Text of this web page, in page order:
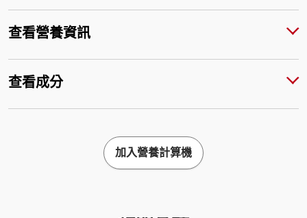
查看營養資訊
查看成分
加入營養計算機